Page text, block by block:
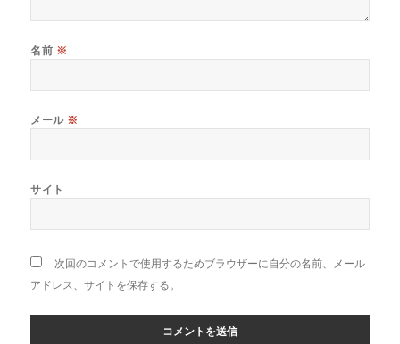
名前 ※
メール ※
サイト
次回のコメントで使用するためブラウザーに自分の名前、メール
アドレス、サイトを保存する。